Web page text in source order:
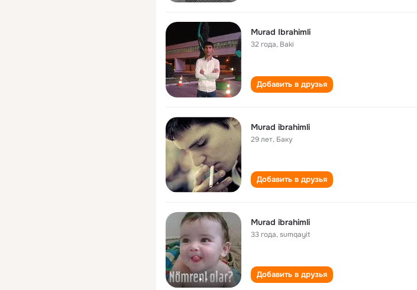
Murad Ibrahimli
32 года, Baki
Добавить в друзья
Murad ibrahimli
29 лет, Баку
Добавить в друзья
Murad ibrahimli
33 года,sumqayit
Добавить в друзья